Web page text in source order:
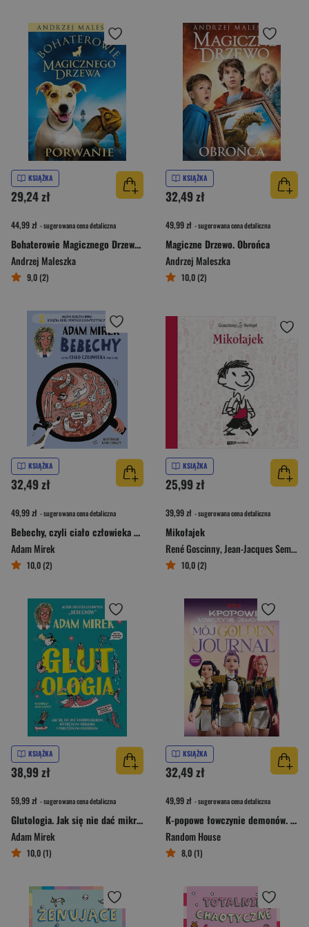
KSIĄŻKA
29,24 zł
44,99 zł - sugerowana cena detaliczna
Bohaterowie Magicznego Drzewa. Porwanie [2026]
Andrzej Maleszka
9,0 (2)
KSIĄŻKA
32,49 zł
49,99 zł - sugerowana cena detaliczna
Magiczne Drzewo. Obrońca
Andrzej Maleszka
10,0 (2)
KSIĄŻKA
32,49 zł
49,99 zł - sugerowana cena detaliczna
Bebechy, czyli ciało człowieka pod lupą [2025]
Adam Mirek
10,0 (2)
KSIĄŻKA
25,99 zł
39,99 zł - sugerowana cena detaliczna
Mikołajek
René Goscinny,Jean-Jacques Sempé
10,0 (2)
KSIĄŻKA
38,99 zł
59,99 zł - sugerowana cena detaliczna
Glutologia. Jak się nie dać mikropaskudom, wstrętnym robalom i podstępnym chorobom
Adam Mirek
10,0 (1)
KSIĄŻKA
32,49 zł
49,99 zł - sugerowana cena detaliczna
K-popowe łowczynie demonów. Mój golden journal. Oficjalny dziennik
Random House
8,0 (1)